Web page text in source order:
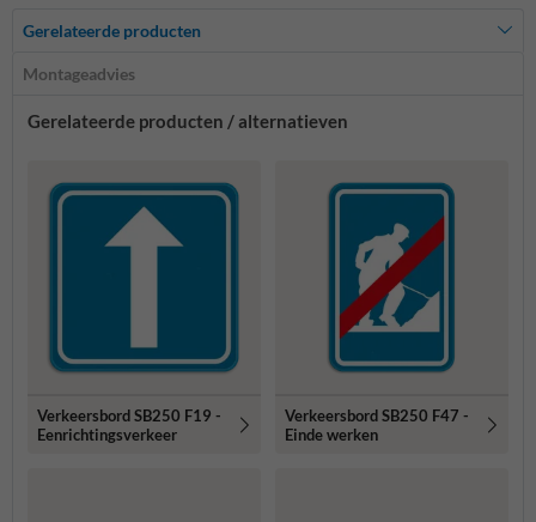
Gerelateerde producten
Montageadvies
Gerelateerde producten / alternatieven
Verkeersbord SB250 F19 -
Eenrichtingsverkeer
Verkeersbord SB250 F47 -
Einde werken